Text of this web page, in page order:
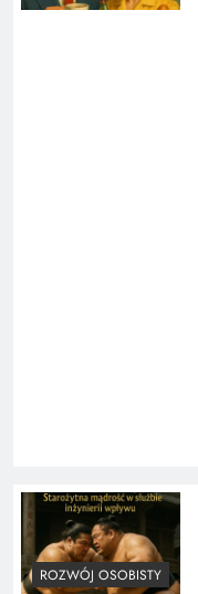
ROZWÓJ OSOBISTY